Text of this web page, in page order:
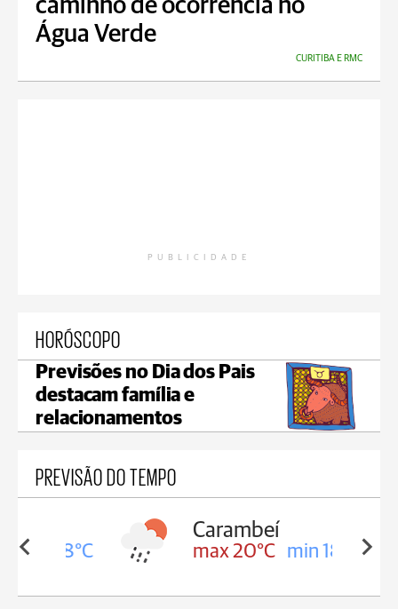
caminho de ocorrência no
Água Verde
CURITIBA E RMC
PUBLICIDADE
HORÓSCOPO
Previsões no Dia dos Pais
destacam família e
relacionamentos
PREVISÃO DO TEMPO
18°C
Carambeí
max 20°C min 18°C